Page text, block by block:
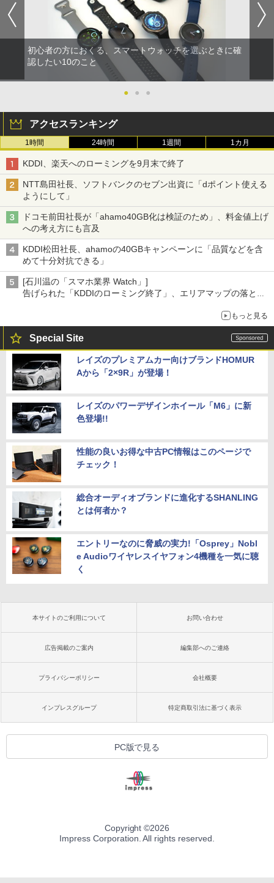
初心者の方におくる、スマートウォッチを選ぶときに確
認したい10のこと
● ● ●
アクセスランキング
1時間 24時間 1週間 1カ月
KDDI、楽天へのローミングを9月末で終了
NTT島田社長、ソフトバンクのセブン出資に「dポイント使える
ようにして」
ドコモ前田社長が「ahamo40GB化は検証のため」、料金値上げ
への考え方にも言及
KDDI松田社長、ahamoの40GBキャンペーンに「品質などを含
めて十分対抗できる」
[石川温の「スマホ業界 Watch」]
告げられた「KDDIのローミング終了」、エリアマップの落とし
もっと見る
Special Site
レイズのプレミアムカー向けブランドHOMUR
Aから「2×9R」が登場！
レイズのパワーデザインホイール「M6」に新
色登場!!
性能の良いお得な中古PC情報はこのページで
チェック！
総合オーディオブランドに進化するSHANLING
とは何者か？
エントリーなのに脅威の実力!「Osprey」Nobl
e Audioワイヤレスイヤフォン4機種を一気に聴
く
本サイトのご利用について お問い合わせ
広告掲載のご案内 編集部へのご連絡
プライバシーポリシー 会社概要
インプレスグループ 特定商取引法に基づく表示
PC版で見る
Copyright ©2026
Impress Corporation. All rights reserved.